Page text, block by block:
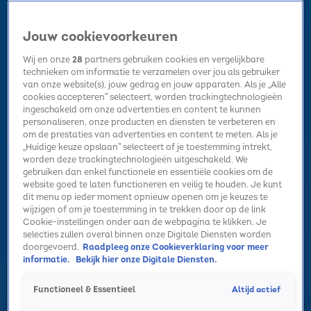
Home Radio luisteren Hitlijsten Acties Kerst Nieuws
Volg Sky Radio
Zoeken
HomeRadio luisterenActies Alle zendersSummer Top 101
Jouw cookievoorkeuren
Wij en onze28partners gebruiken cookies en vergelijkbare
technieken om informatie te verzamelen over jou als gebruiker
van onze website(s), jouw gedrag en jouw apparaten. Als je „Alle
cookies accepteren” selecteert, worden trackingtechnologieën
ingeschakeld om onze advertenties en content te kunnen
personaliseren, onze producten en diensten te verbeteren en
om de prestaties van advertenties en content te meten. Als je
„Huidige keuze opslaan” selecteert of je toestemming intrekt,
worden deze trackingtechnologieën uitgeschakeld. We
gebruiken dan enkel functionele en essentiële cookies om de
website goed te laten functioneren en veilig te houden. Je kunt
dit menu op ieder moment opnieuw openen om je keuzes te
wijzigen of om je toestemming in te trekken door op de link
Cookie-instellingen onder aan de webpagina te klikken. Je
selecties zullen overal binnen onze Digitale Diensten worden
doorgevoerd. Raadpleeg onze Cookieverklaring voor meer
informatie.
Bekijk hier onze Digitale Diensten.
Functioneel & Essentieel Altijd actief